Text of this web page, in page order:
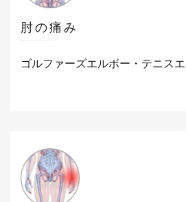
肘の痛み
ゴルファーズエルボー・テニス